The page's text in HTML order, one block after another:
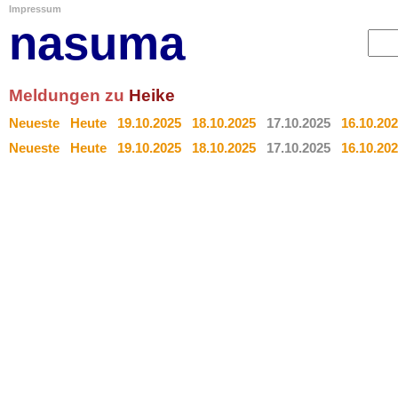
Impressum
nasuma
Meldungen zu Heike
Neueste Heute 19.10.2025 18.10.2025 17.10.2025
Neueste
Heute 19.10.2025 18.10.2025 17.10.2025